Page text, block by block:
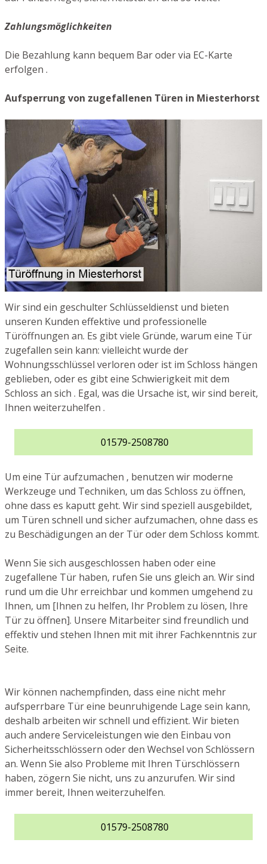
Zahlungsmöglichkeiten
Die Bezahlung kann bequem Bar oder via EC-Karte
erfolgen .
Aufsperrung von zugefallenen Türen in Miesterhorst
Wir sind ein geschulter Schlüsseldienst und bieten
unseren Kunden effektive und professionelle
Türöffnungen an. Es gibt viele Gründe, warum eine Tür
zugefallen sein kann: vielleicht wurde der
Wohnungsschlüssel verloren oder ist im Schloss hängen
geblieben, oder es gibt eine Schwierigkeit mit dem
Schloss an sich . Egal, was die Ursache ist, wir sind bereit,
Ihnen weiterzuhelfen .
01579-2508780
Um eine Tür aufzumachen , benutzen wir moderne
Werkzeuge und Techniken, um das Schloss zu öffnen,
ohne dass es kaputt geht. Wir sind speziell ausgebildet,
um Türen schnell und sicher aufzumachen, ohne dass es
zu Beschädigungen an der Tür oder dem Schloss kommt.
Wenn Sie sich ausgeschlossen haben oder eine
zugefallene Tür haben, rufen Sie uns gleich an. Wir sind
rund um die Uhr erreichbar und kommen umgehend zu
Ihnen, um [Ihnen zu helfen, Ihr Problem zu lösen, Ihre
Tür zu öffnen]. Unsere Mitarbeiter sind freundlich und
effektiv und stehen Ihnen mit mit ihrer Fachkenntnis zur
Seite.
Wir können nachempfinden, dass eine nicht mehr
aufsperrbare Tür eine beunruhigende Lage sein kann,
deshalb arbeiten wir schnell und effizient. Wir bieten
auch andere Serviceleistungen wie den Einbau von
Sicherheitsschlössern oder den Wechsel von Schlössern
an. Wenn Sie also Probleme mit Ihren Türschlössern
haben, zögern Sie nicht, uns zu anzurufen. Wir sind
immer bereit, Ihnen weiterzuhelfen.
01579-2508780